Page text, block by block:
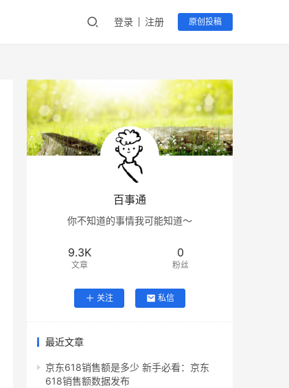
登录 注册 原创投稿
百事通
你不知道的事情我可能知道～
9.3K
文章
0
粉丝
关注 私信
最近文章
京东618销售额是多少 新手必看：京东
618销售额数据发布